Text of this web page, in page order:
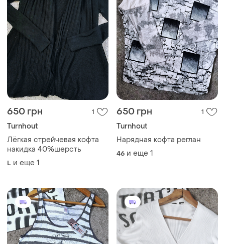
650 грн 1
Turnhout
Лёгкая стрейчевая кофта
накидка 40%шерсть
L и еще 1
650 грн 1
Turnhout
Нарядная кофта реглан
46 и еще 1